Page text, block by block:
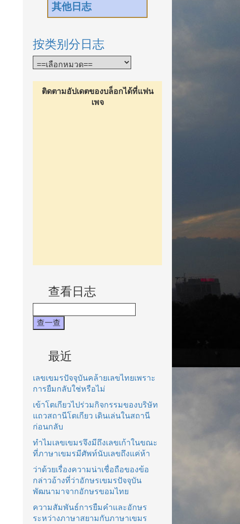
其他日志
按类别分日志
ติดตามอัปเดตของบล็อกได้ที่แฟน
เพจ
查看日志
最近
เลขเขมรปัจจุบันคล้ายเลขไทยเพราะ
การยืมกลับใช่หรือไม่
เข้าโตเกียวไปร่วมกิจกรรมของบริษัท
แถวสถานีโตเกียว เดินเล่นในสถานี
ก่อนกลับ
ทำไมเลขเขมรจึงมีถึงเลขเก้าในขณะ
ที่ภาษาเขมรมีศัพท์นับเลขถึงแค่ห้า
ว่าด้วยเรื่องความน่าเชื่อถือของข้อ
กล่าวอ้างที่ว่าอักษรเขมรปัจจุบัน
พัฒนามาจากอักษรขอมไทย
ความสัมพันธ์การยืมคำและอักษร
ระหว่างภาษาสยามกับภาษาเขมร